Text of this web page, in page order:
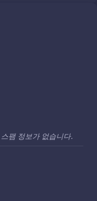
팸 정보가 없습니다.